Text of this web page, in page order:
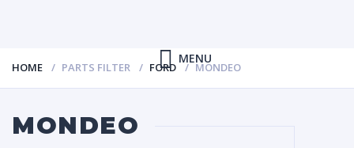
MENU
HOME PARTS FILTER FORD MONDEO
MONDEO